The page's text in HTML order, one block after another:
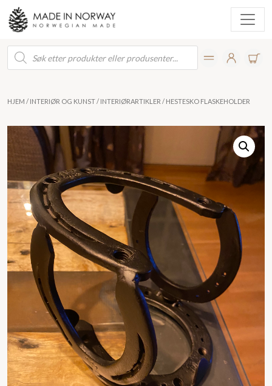
Products
search
HJEM / INTERIØR OG KUNST/ INTERIØRARTIKLER / HESTESKO FLASKEHOLDER